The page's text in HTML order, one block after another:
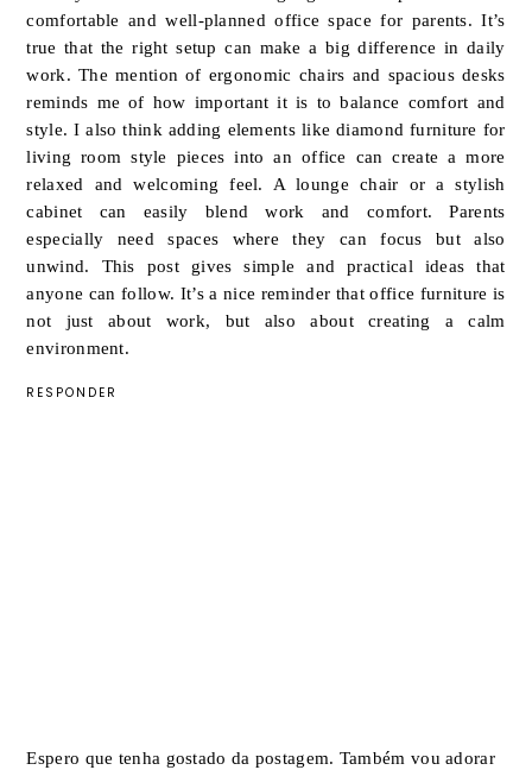
comfortable and well-planned office space for parents. It’s
true that the right setup can make a big difference in daily
work. The mention of ergonomic chairs and spacious desks
reminds me of how important it is to balance comfort and
style. I also think adding elements likediamond furniture for
living room style pieces into an office can create a more
relaxed and welcoming feel. A lounge chair or a stylish
cabinet can easily blend work and comfort. Parents
especially need spaces where they can focus but also
unwind. This post gives simple and practical ideas that
anyone can follow. It’s a nice reminder that office furniture is
not just about work, but also about creating a calm
environment.
RESPONDER
Espero que tenha gostado da postagem. Também vou adorar